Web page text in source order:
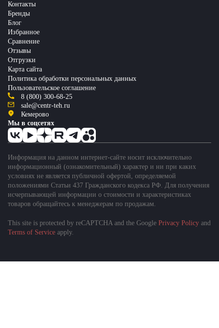
Контакты
Бренды
Блог
Избранное
Сравнение
Отзывы
Отгрузки
Карта сайта
Политика обработки персональных данных
Пользовательское соглашение
8 (800) 300-68-25
sale@centr-teh.ru
Кемерово
Мы в соцсетях
Информация на данном интернет-сайте носит исключительно
информационный (ознакомительный) характер и ни при каких
условиях не является публичной офертой, определяемой
положениями Статьи 437 Гражданского кодекса РФ. Для получения
исчерпывающей информации о стоимости и характеристиках
товаров обращайтесь к менеджерам по продажам.
This site is protected by reCAPTCHA and the Google Privacy Policy and
Terms of Service apply.